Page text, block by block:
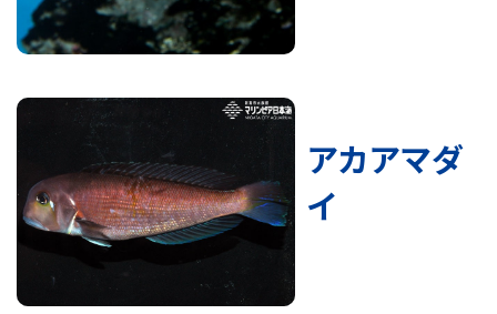
アカアマダ
イ